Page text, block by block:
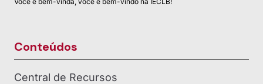
Conteúdos
Central de Recursos